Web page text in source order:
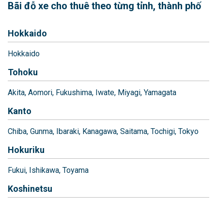
Bãi đỗ xe cho thuê theo từng tỉnh, thành phố
Hokkaido
Hokkaido
Tohoku
Akita Aomori Fukushima Iwate Miyagi Yamagata
Kanto
Chiba Gunma Ibaraki Kanagawa Saitama Tochigi Tokyo
Hokuriku
Fukui Ishikawa Toyama
Koshinetsu